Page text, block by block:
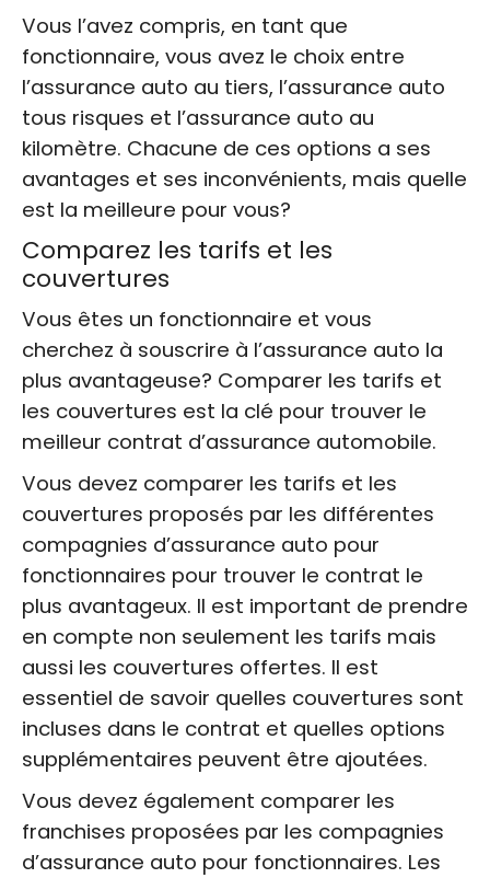
Vous l’avez compris, en tant que
fonctionnaire, vous avez le choix entre
l’assurance auto au tiers, l’assurance auto
tous risques et l’assurance auto au
kilomètre. Chacune de ces options a ses
avantages et ses inconvénients, mais quelle
est la meilleure pour vous?
Comparez les tarifs et les
couvertures
Vous êtes un fonctionnaire et vous
cherchez à souscrire à l’assurance auto la
plus avantageuse? Comparer les tarifs et
les couvertures est la clé pour trouver le
meilleur contrat d’assurance automobile.
Vous devez comparer les tarifs et les
couvertures proposés par les différentes
compagnies d’assurance auto pour
fonctionnaires pour trouver le contrat le
plus avantageux. Il est important de prendre
en compte non seulement les tarifs mais
aussi les couvertures offertes. Il est
essentiel de savoir quelles couvertures sont
incluses dans le contrat et quelles options
supplémentaires peuvent être ajoutées.
Vous devez également comparer les
franchises proposées par les compagnies
d’assurance auto pour fonctionnaires. Les